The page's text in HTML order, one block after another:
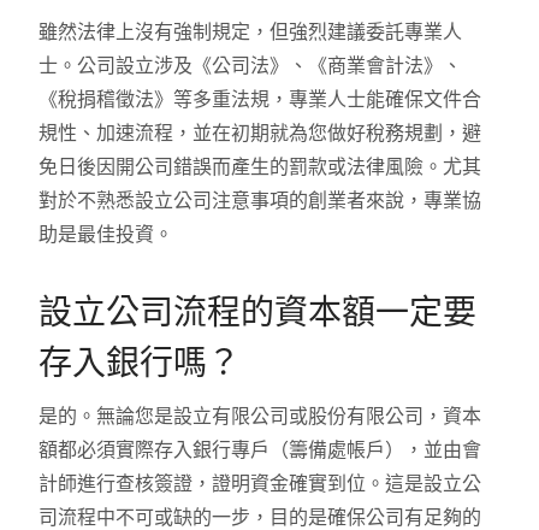
雖然法律上沒有強制規定，但強烈建議委託專業人
士。公司設立涉及《公司法》、《商業會計法》、
《稅捐稽徵法》等多重法規，專業人士能確保文件合
規性、加速流程，並在初期就為您做好稅務規劃，避
免日後因開公司錯誤而產生的罰款或法律風險。尤其
對於不熟悉設立公司注意事項的創業者來說，專業協
助是最佳投資。
設立公司流程的資本額一定要
存入銀行嗎？
是的。無論您是設立有限公司或股份有限公司，資本
額都必須實際存入銀行專戶（籌備處帳戶），並由會
計師進行查核簽證，證明資金確實到位。這是設立公
司流程中不可或缺的一步，目的是確保公司有足夠的